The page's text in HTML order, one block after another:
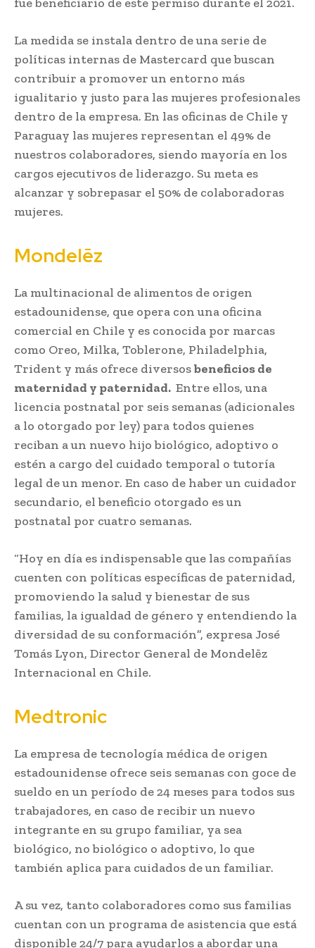
La medida se instala dentro de una serie de
políticas internas de Mastercard que buscan
contribuir a promover un entorno más
igualitario y justo para las mujeres profesionales
dentro de la empresa. En las oficinas de Chile y
Paraguay las mujeres representan el 49% de
nuestros colaboradores, siendo mayoría en los
cargos ejecutivos de liderazgo. Su meta es
alcanzar y sobrepasar el 50% de colaboradoras
mujeres.
Mondelēz
La multinacional de alimentos de origen
estadounidense, que opera con una oficina
comercial en Chile y es conocida por marcas
como Oreo, Milka, Toblerone, Philadelphia,
Trident y más ofrece diversosbeneficios de
maternidad y paternidad. Entre ellos, una
licencia postnatal por seis semanas (adicionales
a lo otorgado por ley) para todos quienes
reciban a un nuevo hijo biológico, adoptivo o
estén a cargo del cuidado temporal o tutoría
legal de un menor. En caso de haber un cuidador
secundario, el beneficio otorgado es un
postnatal por cuatro semanas.
“Hoy en día es indispensable que las compañías
cuenten con políticas específicas de paternidad,
promoviendo la salud y bienestar de sus
familias, la igualdad de género y entendiendo la
diversidad de su conformación”, expresa José
Tomás Lyon, Director General de Mondelēz
Internacional en Chile.
Medtronic
La empresa de tecnología médica de origen
estadounidense ofrece seis semanas con goce de
sueldo en un período de 24 meses para todos sus
trabajadores, en caso de recibir un nuevo
integrante en su grupo familiar, ya sea
biológico, no biológico o adoptivo, lo que
también aplica para cuidados de un familiar.
A su vez, tanto colaboradores como sus familias
cuentan con un programa de asistencia que está
disponible 24/7 para ayudarlos a abordar una